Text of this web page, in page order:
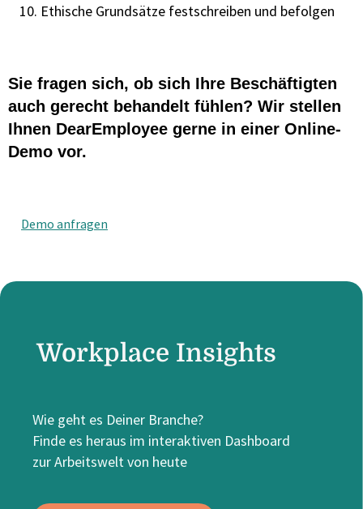
Ethische Grundsätze festschreiben und befolgen
Sie fragen sich, ob sich Ihre Beschäftigten
auch gerecht behandelt fühlen? Wir stellen
Ihnen DearEmployee gerne in einer Online-
Demo vor.
Demo anfragen
Workplace Insights
Wie geht es Deiner Branche?
Finde es heraus im interaktiven Dashboard
zur Arbeitswelt von heute